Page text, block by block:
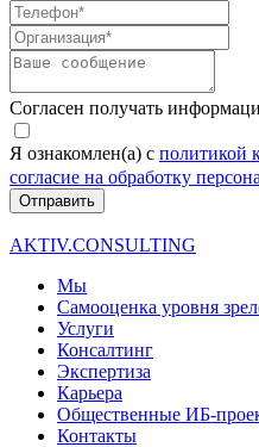
Согласен получать
Я ознакомлен(а) с политикой
согласие на обработку
Отправить
AKTIV.CONSULTING
Мы
Самооценка уровня
Услуги
Консалтинг
Экспертиза
Карьера
Общественные ИБ-
Контакты